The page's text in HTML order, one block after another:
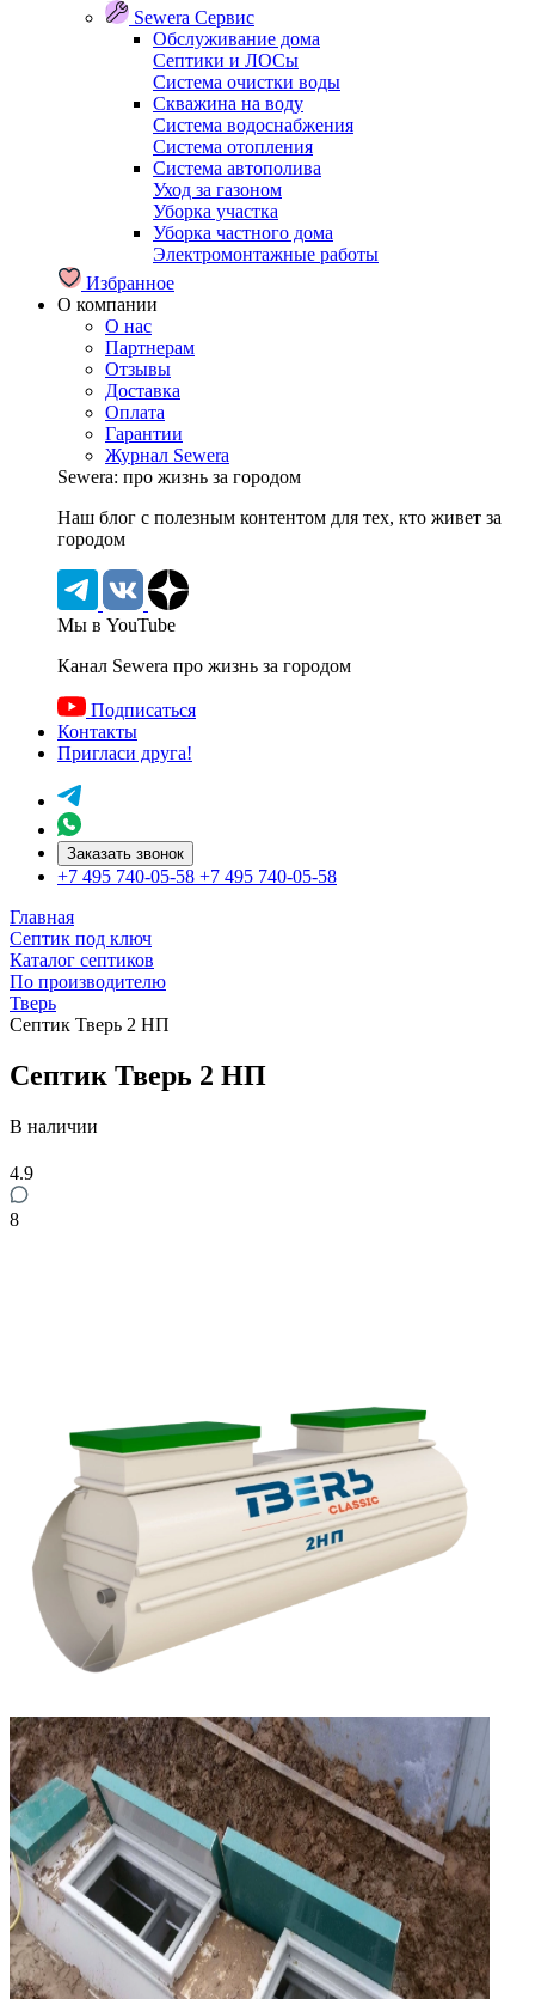
Sewera Сервис
Обслуживание дома
Септики и ЛОСы
Система очистки воды
Скважина на воду
Система водоснабжения
Система отопления
Система автополива
Уход за газоном
Уборка участка
Уборка частного дома
Электромонтажные работы
Избранное
О компании
О нас
Партнерам
Отзывы
Доставка
Оплата
Гарантии
Журнал Sewera
Sewera: про жизнь за городом
Наш блог c полезным контентом для тех, кто живет за
городом
Мы в YouTube
Канал Sewera про жизнь за городом
Подписаться
Контакты
Пригласи друга!
Заказать звонок
+7 495 740-05-58 +7 495 740-05-58
Главная
Септик под ключ
Каталог септиков
По производителю
Тверь
Септик Тверь 2 НП
Септик Тверь 2 НП
В наличии
4.9
8